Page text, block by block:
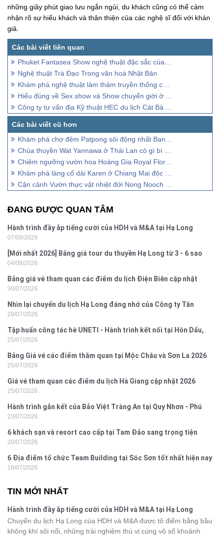
những giây phút giao lưu ngắn ngủi, du khách cũng có thể cảm
nhận rõ sự hiếu khách và thân thiện của các nghệ sĩ đối với khán
giả.
Phuket Fantasea Show nghệ thuật đặc sắc của người Thái
Nghệ thuật Trà Đạo Trong văn hoá Nhật Bản
Khám phá nghệ thuật làm thảm truyền thống của Thổ Nhĩ Kỳ
Hiểu đúng về Sex show và Show chuyển giới ở Thái Lan
Công ty tư vấn địa Kỹ thuật HEC du lịch Cát Bà 2026
Khám phá chợ đêm Patpong sôi động nhất Bangkok
Chùa thuyền Wat Yannawa ở Thái Lan có gì bí ẩn? Giải mã ngay!
Chiêm ngưỡng vườn hoa Hoàng Gia Royal Flora Chiang Mai
Khám phá làng cổ dài Karen ở Chiang Mai độc đáo có 102
Cận cảnh Vườn thực vật nhiệt đới Nong Nooch ở Pattaya
ĐANG ĐƯỢC QUAN TÂM
Hành trình đầy ắp tiếng cười của HDH và M&A tại Hạ Long
07/08/2026
[Mới nhất 2026] Bảng giá tour du thuyền Hạ Long từ 3 - 6 sao
04/08/2026
Bảng giá vé tham quan các điểm du lịch Điện Biên cập nhật
2026
30/07/2026
Nhìn lại chuyến du lịch Hạ Long đáng nhớ của Công ty Tân
Hưng 2026
28/07/2026
Tập huấn công tác hè UNETI - Hành trình kết nối tại Hòn Dấu,
Đồ Sơn
25/07/2026
Bảng Giá vé các điểm thăm quan tại Mộc Châu và Sơn La 2026
25/07/2026
Giá vé tham quan các điểm du lịch Hà Giang cập nhật 2026
25/07/2026
Hành trình gắn kết của Bảo Việt Tràng An tại Quy Nhơn - Phú
Yên
23/07/2026
6 khách sạn và resort cao cấp tại Tam Đảo sang trọng tiện
nghi
20/07/2026
6 Địa điểm tổ chức Team Building tại Sóc Sơn tốt nhất hiện nay
18/07/2026
TIN MỚI NHẤT
Hành trình đầy ắp tiếng cười của HDH và M&A tại Hạ Long
Chuyến du lịch Hạ Long của HDH và M&A được tô điểm bằng bầu
không khí sôi nổi, những trải nghiệm thú vị cùng vô số khoảnh